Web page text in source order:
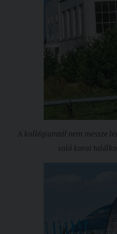
A kollégiumtól nem messze
való korai